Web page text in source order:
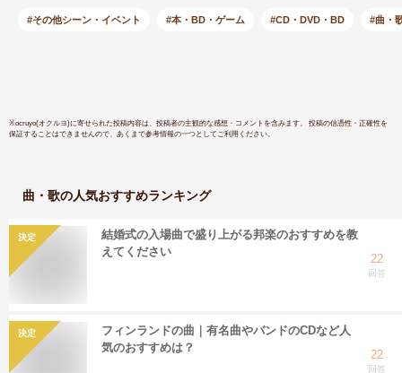
#その他シーン・イベント #本・BD・ゲーム #CD・DVD・BD #曲・
※ocruyo(オクルヨ)に寄せられた投稿内容は、投稿者の主観的な感想・コメントを含みます。 投稿の信憑性・正確性を
保証することはできませんので、あくまで参考情報の一つとしてご利用ください。
曲・歌の人気おすすめランキング
決定
結婚式の入場曲で盛り上がる邦楽のおすすめを教
えてください
22
回答
決定
フィンランドの曲｜有名曲やバンドのCDなど人
気のおすすめは？
22
回答